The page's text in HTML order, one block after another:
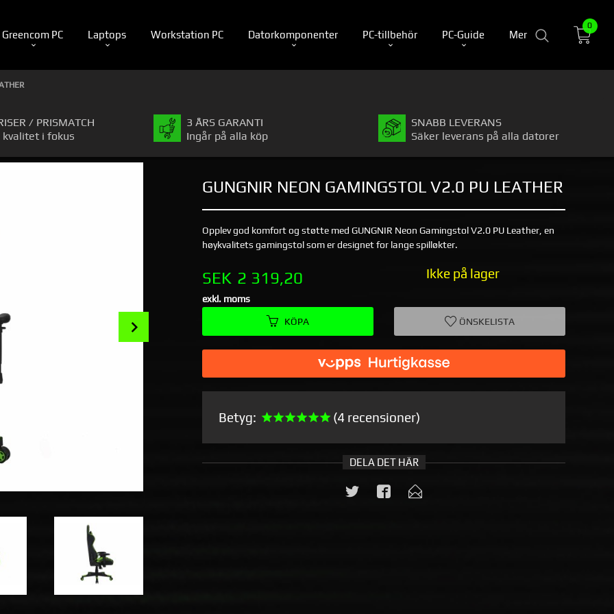
Greencom PC Laptops Workstation PC Datorkomponenter PC-tillbehör PC-Guide Mer
0
/ PRISMATCH
kvalitet i fokus
3 ÅRS GARANTI
Ingår på alla köp
SNABB LEVERANS
Säker leverans på alla datorer
GUNGNIR NEON GAMINGSTOL V2.0 PU LEATHER
Opplev god komfort og støtte med GUNGNIR Neon Gamingstol V2.0 PU Leather, en
høykvalitets gamingstol som er designet for lange spilløkter.
Pris
SEK 2 319,20
exkl. moms
Ikke på lager
KÖPA ÖNSKELISTA
Betyg: (4 recensioner)
DELA DET HÄR